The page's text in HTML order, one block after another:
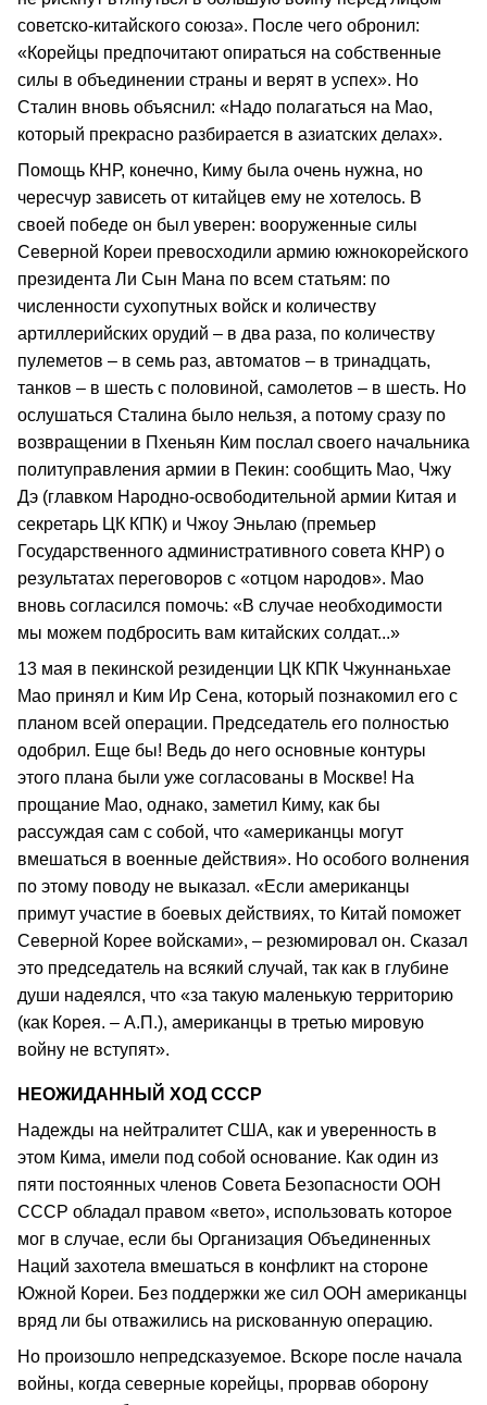
советско-китайского союза». После чего обронил:
«Корейцы предпочитают опираться на собственные
силы в объединении страны и верят в успех». Но
Сталин вновь объяснил: «Надо полагаться на Мао,
который прекрасно разбирается в азиатских делах».
Помощь КНР, конечно, Киму была очень нужна, но
чересчур зависеть от китайцев ему не хотелось. В
своей победе он был уверен: вооруженные силы
Северной Кореи превосходили армию южнокорейского
президента Ли Сын Мана по всем статьям: по
численности сухопутных войск и количеству
артиллерийских орудий – в два раза, по количеству
пулеметов – в семь раз, автоматов – в тринадцать,
танков – в шесть с половиной, самолетов – в шесть. Но
ослушаться Сталина было нельзя, а потому сразу по
возвращении в Пхеньян Ким послал своего начальника
политуправления армии в Пекин: сообщить Мао, Чжу
Дэ (главком Народно-освободительной армии Китая и
секретарь ЦК КПК) и Чжоу Эньлаю (премьер
Государственного административного совета КНР) о
результатах переговоров с «отцом народов». Мао
вновь согласился помочь: «В случае необходимости
мы можем подбросить вам китайских солдат...»
13 мая в пекинской резиденции ЦК КПК Чжуннаньхае
Мао принял и Ким Ир Сена, который познакомил его с
планом всей операции. Председатель его полностью
одобрил. Еще бы! Ведь до него основные контуры
этого плана были уже согласованы в Москве! На
прощание Мао, однако, заметил Киму, как бы
рассуждая сам с собой, что «американцы могут
вмешаться в военные действия». Но особого волнения
по этому поводу не выказал. «Если американцы
примут участие в боевых действиях, то Китай поможет
Северной Корее войсками», – резюмировал он. Сказал
это председатель на всякий случай, так как в глубине
души надеялся, что «за такую маленькую территорию
(как Корея. – А.П.), американцы в третью мировую
войну не вступят».
НЕОЖИДАННЫЙ ХОД СССР
Надежды на нейтралитет США, как и уверенность в
этом Кима, имели под собой основание. Как один из
пяти постоянных членов Совета Безопасности ООН
СССР обладал правом «вето», использовать которое
мог в случае, если бы Организация Объединенных
Наций захотела вмешаться в конфликт на стороне
Южной Кореи. Без поддержки же сил ООН американцы
вряд ли бы отважились на рискованную операцию.
Но произошло непредсказуемое. Вскоре после начала
войны, когда северные корейцы, прорвав оборону